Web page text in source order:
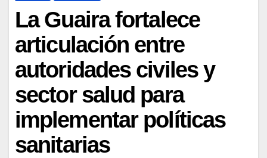
La Guaira fortalece
articulación entre
autoridades civiles y
sector salud para
implementar políticas
sanitarias